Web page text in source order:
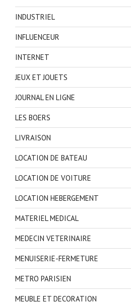
INDUSTRIEL
INFLUENCEUR
INTERNET
JEUX ET JOUETS
JOURNAL EN LIGNE
LES BOERS
LIVRAISON
LOCATION DE BATEAU
LOCATION DE VOITURE
LOCATION HEBERGEMENT
MATERIEL MEDICAL
MEDECIN VETERINAIRE
MENUISERIE-FERMETURE
METRO PARISIEN
MEUBLE ET DECORATION